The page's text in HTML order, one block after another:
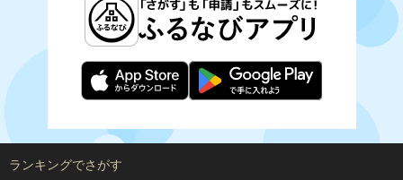
ランキングでさがす